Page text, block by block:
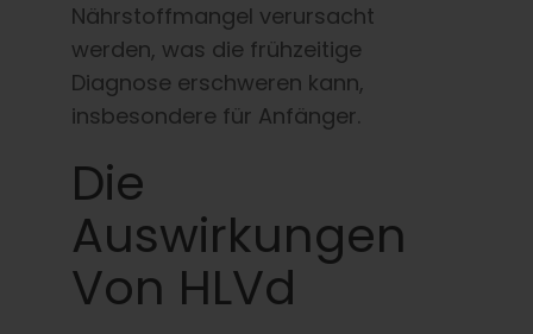
Nährstoffmangel verursacht
werden, was die frühzeitige
Diagnose erschweren kann,
insbesondere für Anfänger.
Die
Auswirkungen
Von HLVd